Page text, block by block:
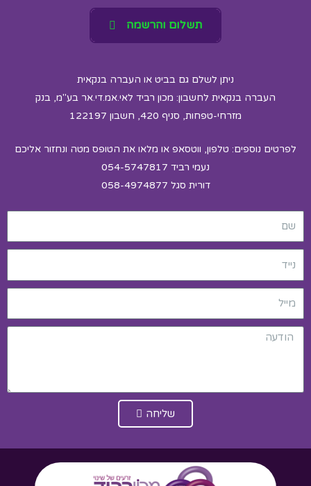
תשלום והרשמה
ניתן לשלם גם בביט או העברה בנקאית
העברה בנקאית לחשבון: מכון רביד לאי.אמ.די.אר בע"מ, בנק
מזרחי-טפחות, סניף 420, חשבון 122197
לפרטים נוספים: טלפון, ווטסאפ או מלאו את הטופס מטה ונחזור אליכם
נעמי רביד 054-5747817
דורית סגל 058-4974877
שליחה